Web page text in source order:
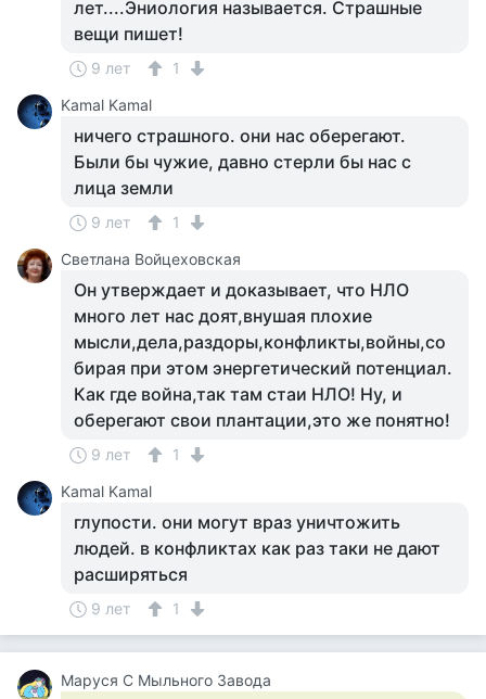
лет....Эниология называется. Страшные
вещи пишет!
9 лет
1
Kamal Kamal
ничего страшного. они нас оберегают.
Были бы чужие, давно стерли бы нас с
лица земли
9 лет
1
Светлана Войцеховская
Он утверждает и доказывает, что НЛО
много лет нас доят,внушая плохие
мысли,дела,раздоры,конфликты,войны,со
бирая при этом энергетический потенциал.
Как где война,так там стаи НЛО! Ну, и
оберегают свои плантации,это же понятно!
9 лет
1
Kamal Kamal
глупости. они могут враз уничтожить
людей. в конфликтах как раз таки не дают
расширяться
9 лет 1
Маруся С Мыльного Завода